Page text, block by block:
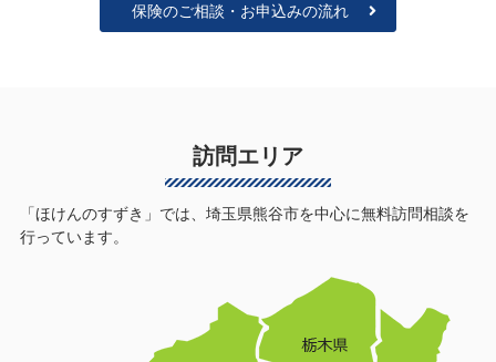
保険のご相談・お申込みの流れ
訪問エリア
「ほけんのすずき」では、埼玉県熊谷市を中心に無料訪問相談を
行っています。